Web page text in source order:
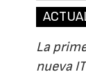
La
nueva